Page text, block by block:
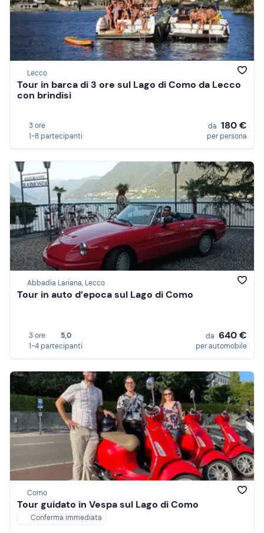
Lecco
Tour in barca di 3 ore sul Lago di Como da Lecco
con brindisi
3 ore
1-8 partecipanti
da 180 €
per persona
Abbadia Lariana, Lecco
Tour in auto d’epoca sul Lago di Como
3 ore
5,0
1-4 partecipanti
da 640 €
per automobile
Como
Tour guidato in Vespa sul Lago di Como
Conferma immediata